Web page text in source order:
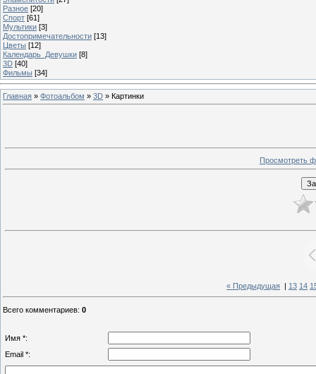
Разное [20]
Спорт [61]
Мультики [3]
Достопримечательности [13]
Цветы [12]
Календарь_Девушки [8]
3D [40]
Фильмы [34]
Главная » Фотоальбом » 3D » Картинки
Просмотреть
« Предыдущая 13 14
Всего комментариев: 0
Имя *:
Email *: